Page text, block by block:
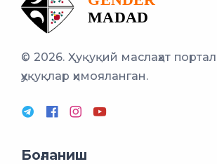
© 2026. Ҳуқуқий маслаҳат
ҳуқуқлар ҳимояланган.
Боғланиш